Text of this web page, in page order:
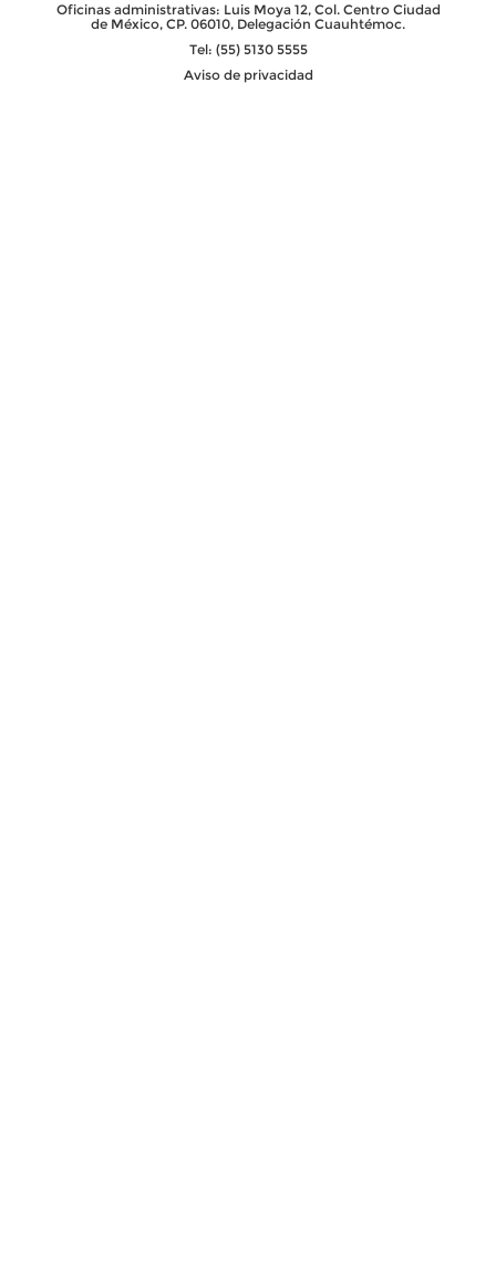
Oficinas administrativas: Luis Moya 12, Col. Centro Ciudad
de México, CP. 06010, Delegación Cuauhtémoc.
Tel: (55) 5130 5555
Aviso de privacidad